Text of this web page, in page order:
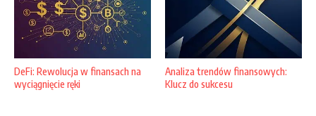
DeFi: Rewolucja w finansach na
wyciągnięcie ręki
Analiza trendów finansowych:
Klucz do sukcesu